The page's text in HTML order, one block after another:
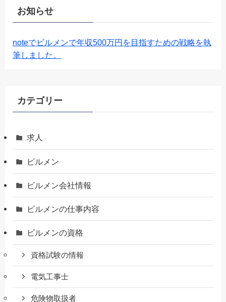
お知らせ
noteでビルメンで年収500万円を目指すための戦略を執
筆しました。
カテゴリー
求人
ビルメン
ビルメン会社情報
ビルメンの仕事内容
ビルメンの資格
資格試験の情報
電気工事士
危険物取扱者